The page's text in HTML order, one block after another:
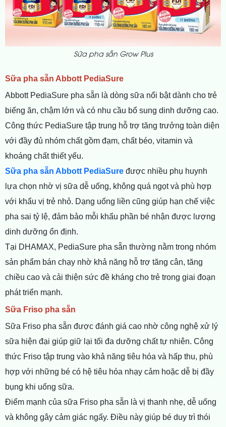
Sữa pha sẵn Grow Plus
Sữa pha sẵn Abbott PediaSure
Abbott PediaSure pha sẵn là dòng sữa nổi bật dành cho trẻ
biếng ăn, chậm lớn và có nhu cầu bổ sung dinh dưỡng cao.
Công thức PediaSure tập trung hỗ trợ tăng trưởng toàn diện
với đầy đủ nhóm chất gồm đạm, chất béo, vitamin và
khoáng chất thiết yếu.
Sữa pha sẵn Abbott PediaSure được nhiều phụ huynh
lựa chọn nhờ vị sữa dễ uống, không quá ngọt và phù hợp
với khẩu vị trẻ nhỏ. Dạng uống liền cũng giúp hạn chế việc
pha sai tỷ lệ, đảm bảo mỗi khẩu phần bé nhận được lượng
dinh dưỡng ổn định.
Tại DHAMAX, PediaSure pha sẵn thường nằm trong nhóm
sản phẩm bán chạy nhờ khả năng hỗ trợ tăng cân, tăng
chiều cao và cải thiện sức đề kháng cho trẻ trong giai đoạn
phát triển mạnh.
Sữa Friso pha sẵn
Sữa Friso pha sẵn được đánh giá cao nhờ công nghệ xử lý
sữa hiện đại giúp giữ lại tối đa dưỡng chất tự nhiên. Công
thức Friso tập trung vào khả năng tiêu hóa và hấp thu, phù
hợp với những bé có hệ tiêu hóa nhạy cảm hoặc dễ bị đầy
bụng khi uống sữa.
Điểm mạnh của sữa Friso pha sẵn là vị thanh nhẹ, dễ uống
và không gây cảm giác ngấy. Điều này giúp bé duy trì thói